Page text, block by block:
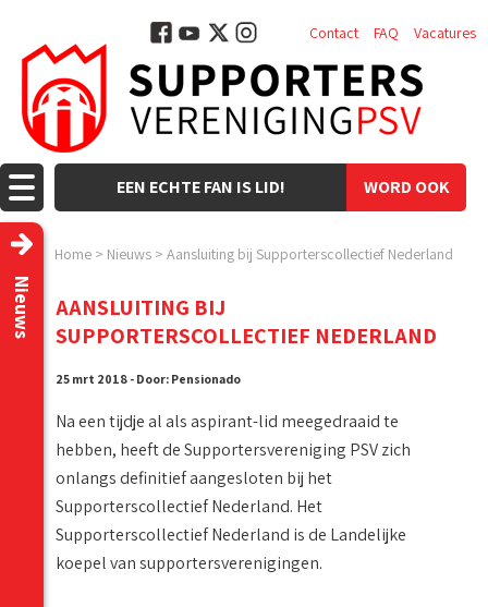
WORD OOK
EEN ECHTE FAN IS LID!
Contact FAQ Vacatures
Home > Nieuws > Aansluiting bij Supporterscollectief Nederland
Nieuws
AANSLUITING BIJ
SUPPORTERSCOLLECTIEF NEDERLAND
25 mrt 2018 - Door: Pensionado
Na een tijdje al als aspirant-lid meegedraaid te
hebben, heeft de Supportersvereniging PSV zich
onlangs definitief aangesloten bij het
Supporterscollectief Nederland. Het
Supporterscollectief Nederland is de Landelijke
koepel van supportersverenigingen.